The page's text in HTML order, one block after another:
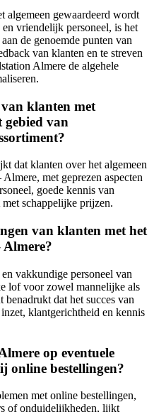
algemeen gewaardeerd wordt
vriendelijk personeel, is het
de genoemde punten van
van klanten en te streven
Almere de algehele
klanten met
gebied van
dat klanten over het algemeen
met geprezen aspecten
goede kennis van
schappelijke prijzen.
van klanten met het
Almere?
vakkundige personeel van
lof voor zowel mannelijke als
dat het succes van
klantgerichtheid en kennis
op eventuele
online bestellingen?
met online bestellingen,
of onduidelijkheden, lijkt